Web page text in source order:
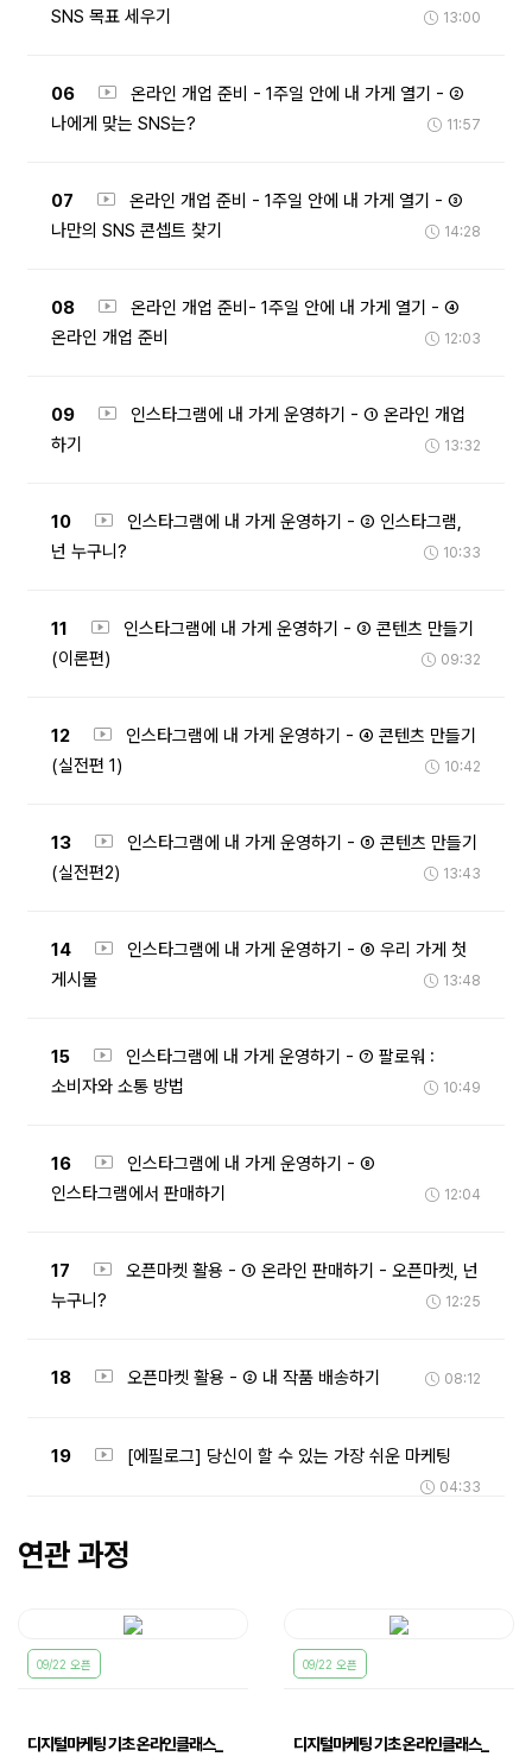
SNS 목표 세우기 13:00
06
온라인 개업 준비 - 1주일 안에 내 가게 열기 - ②
나에게 맞는 SNS는?
11:57
07
온라인 개업 준비 - 1주일 안에 내 가게 열기 - ③
나만의 SNS 콘셉트 찾기
14:28
08
온라인 개업 준비- 1주일 안에 내 가게 열기 - ④
온라인 개업 준비
12:03
09
인스타그램에 내 가게 운영하기 - ① 온라인 개업
하기
13:32
10
인스타그램에 내 가게 운영하기 - ② 인스타그램,
넌 누구니?
10:33
11
인스타그램에 내 가게 운영하기 - ③ 콘텐츠 만들기
(이론편)
09:32
12
인스타그램에 내 가게 운영하기 - ④ 콘텐츠 만들기
(실전편 1)
10:42
13
인스타그램에 내 가게 운영하기 - ⑤ 콘텐츠 만들기
(실전편2)
13:43
14
인스타그램에 내 가게 운영하기 - ⑥ 우리 가게 첫
게시물
13:48
15
인스타그램에 내 가게 운영하기 - ⑦ 팔로워 :
소비자와 소통 방법
10:49
16
인스타그램에 내 가게 운영하기 - ⑧
인스타그램에서 판매하기
12:04
17
오픈마켓 활용 - ① 온라인 판매하기 - 오픈마켓, 넌
누구니?
12:25
18 오픈마켓 활용 - ② 내 작품 배송하기 08:12
19 [에필로그] 당신이 할 수 있는 가장 쉬운 마케팅
04:33
연관 과정
09/22 오픈
디지털마케팅 기초 온라인클래스_
09/22 오픈
디지털마케팅 기초 온라인클래스_